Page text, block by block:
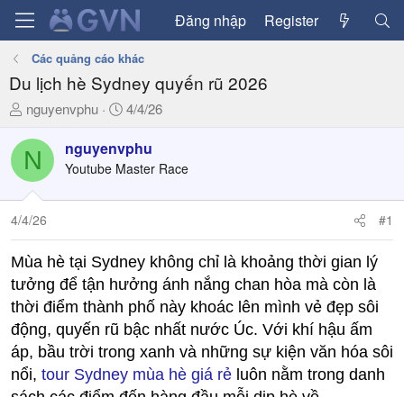
Đăng nhập Register
Các quảng cáo khác
Du lịch hè Sydney quyến rũ 2026
T
r
e
a
d
s
t
a
r
t
e
r
nguyenvphu
N
à
y
ử
4/4/26
N nguyenvphu
Youtube Master Race
4/4/26 #1
Mùa hè tại Sydney không chỉ là khoảng thời gian lý
tưởng để tận hưởng ánh nắng chan hòa mà còn là
thời điểm thành phố này khoác lên mình vẻ đẹp sôi
động, quyến rũ bậc nhất nước Úc. Với khí hậu ấm
áp, bầu trời trong xanh và những sự kiện văn hóa sôi
nổi, tour Sydney mùa hè giá rẻ luôn nằm trong danh